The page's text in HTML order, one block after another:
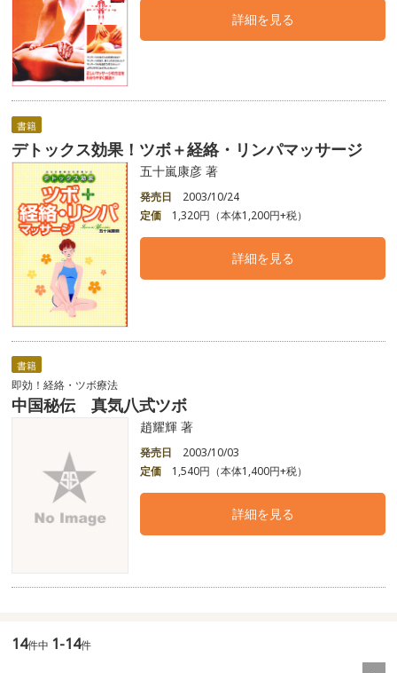
詳細を見る
書籍
デトックス効果！ツボ＋経絡・リンパマッサージ
五十嵐康彦 著
発売日
2003/10/24
定価
1,320円（本体1,200円+税）
詳細を見る
書籍
即効！経絡・ツボ療法
中国秘伝 真気八式ツボ
趙耀輝 著
発売日
2003/10/03
定価
1,540円（本体1,400円+税）
詳細を見る
14件中 1-14件